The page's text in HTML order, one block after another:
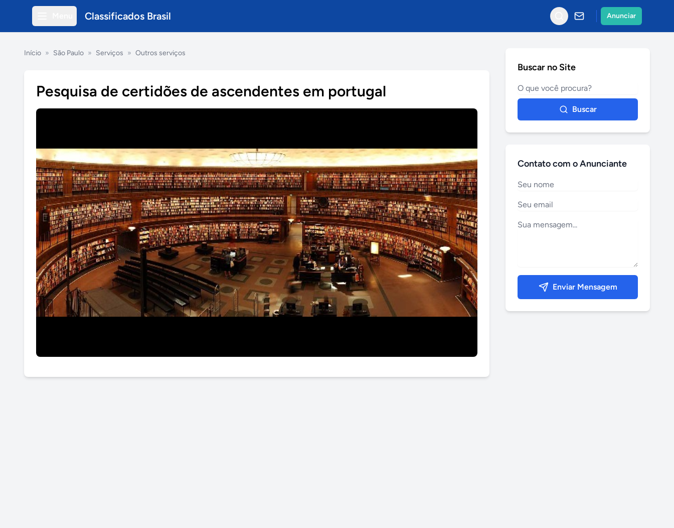
Classificados Brasil Anunciar
Início » São Paulo » Serviços » Outros serviços
Pesquisa de certidões de ascendentes em portugal
Buscar no Site
Buscar
Contato com o Anunciante
Enviar Mensagem